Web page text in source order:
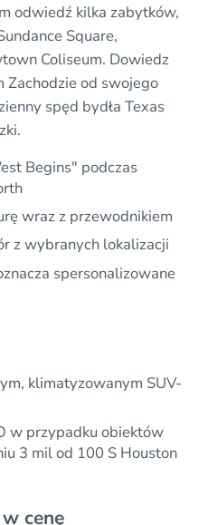
odwiedź kilka zabytków,
Square,
Coliseum. Dowiedz
Zachodzie od swojego
spęd bydła Texas
Begins" podczas
wraz z przewodnikiem
z wybranych lokalizacji
spersonalizowane
klimatyzowanym SUV-
w przypadku obiektów
3 mil od 100 S Houston
cenę